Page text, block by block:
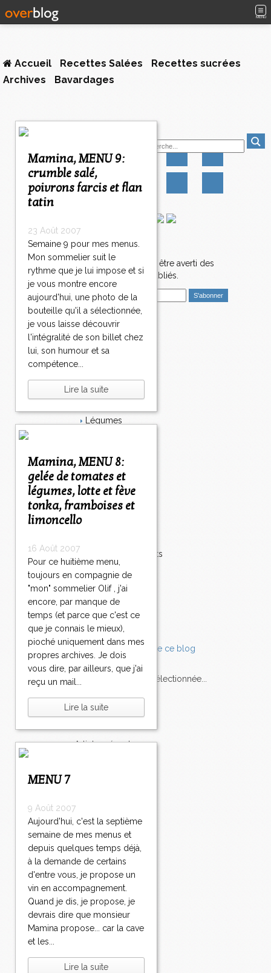
MENU
Accueil Recettes Salées
Recettes sucrées
Archives
Bavardages
Mamina, MENU 9:
crumble salé,
poivrons farcis et flan
tatin
23 Août 2007
Semaine 9 pour mes menus.
Mon sommelier suit le
rythme que je lui impose et si
je vous montre encore
aujourd'hui, une photo de la
bouteille qu'il a sélectionnée,
je vous laisse découvrir
l'intégralité de son billet chez
lui, son humour et sa
compétence...
Lire la suite
Mamina, MENU 8:
gelée de tomates et
légumes, lotte et fève
tonka, framboises et
limoncello
16 Août 2007
Pour ce huitième menu,
toujours en compagnie de
"mon" sommelier Olif , j'ai
encore, par manque de
temps (et parce que c'est ce
que je connais le mieux),
pioché uniquement dans mes
propres archives. Je dois
vous dire, par ailleurs, que j'ai
reçu un mail...
Lire la suite
MENU 7
9 Août 2007
Aujourd'hui, c'est la septième
semaine de mes menus et
depuis quelques temps déjà,
à la demande de certains
d'entre vous, je propose un
vin en accompagnement.
Quand je dis, je propose, je
devrais dire que monsieur
Mamina propose... car la cave
et les...
Lire la suite
Newsletter
Abonnez-vous pour être averti des
nouveaux articles publiés.
E
m
i
l
Catégories
Salé
Bavardages
Légumes
Italie
Viande
Tarte
Épices
Fruits
Accompagnements
Champignons
Chocolat
Pâtes
Tomates
Balade
L'Express style m'a sélectionnée...
L'actuSaveurs
lexpress.fr/Styles
articles récents